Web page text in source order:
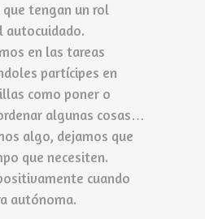
que tengan un rol
autocuidado.
en las tareas
partícipes en
como poner o
algunas cosas…
algo, dejamos que
que necesiten.
cuando
autónoma.